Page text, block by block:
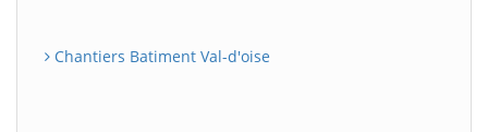
Chantiers Batiment Val-d'oise